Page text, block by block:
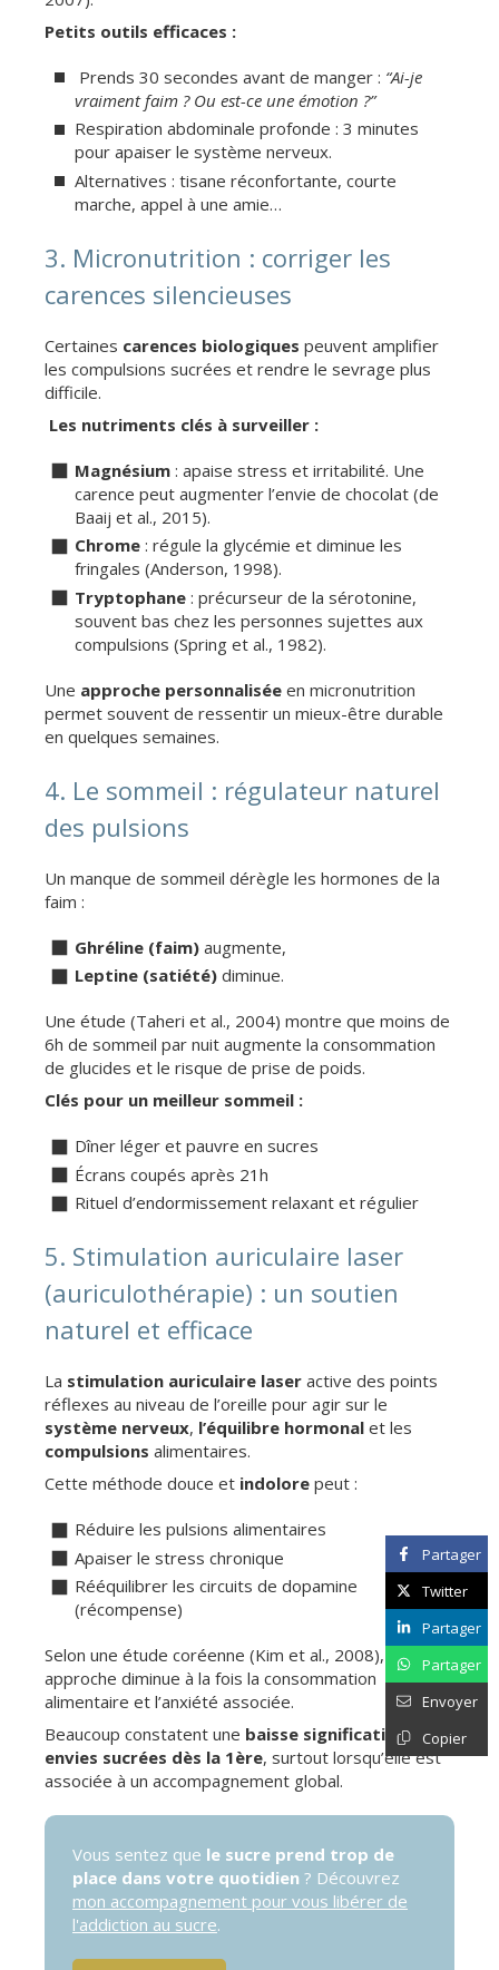
Petits outils efficaces :
Prends 30 secondes avant de manger : “Ai-je
vraiment faim ? Ou est-ce une émotion ?”
Respiration abdominale profonde : 3 minutes
pour apaiser le système nerveux.
Alternatives : tisane réconfortante, courte
marche, appel à une amie…
3. Micronutrition : corriger les
carences silencieuses
Certaines carences biologiques peuvent amplifier
les compulsions sucrées et rendre le sevrage plus
difficile.
Les nutriments clés à surveiller :
Magnésium : apaise stress et irritabilité. Une
carence peut augmenter l’envie de chocolat (de
Baaij et al., 2015).
Chrome : régule la glycémie et diminue les
fringales (Anderson, 1998).
Tryptophane : précurseur de la sérotonine,
souvent bas chez les personnes sujettes aux
compulsions (Spring et al., 1982).
Une approche personnalisée en micronutrition
permet souvent de ressentir un mieux-être durable
en quelques semaines.
4. Le sommeil : régulateur naturel
des pulsions
Un manque de sommeil dérègle les hormones de la
faim :
Ghréline (faim) augmente,
Leptine (satiété) diminue.
Une étude (Taheri et al., 2004) montre que moins de
6h de sommeil par nuit augmente la consommation
de glucides et le risque de prise de poids.
Clés pour un meilleur sommeil :
Dîner léger et pauvre en sucres
Écrans coupés après 21h
Rituel d’endormissement relaxant et régulier
5. Stimulation auriculaire laser
(auriculothérapie) : un soutien
naturel et efficace
La stimulation auriculaire laser active des points
réflexes au niveau de l’oreille pour agir sur le
système nerveux, l’équilibre hormonal et les
compulsions alimentaires.
Cette méthode douce et indolore peut :
Réduire les pulsions alimentaires
Apaiser le stress chronique
Rééquilibrer les circuits de dopamine
(récompense)
Selon une étude coréenne (Kim et al., 2008), cette
approche diminue à la fois la consommation
alimentaire et l’anxiété associée.
Beaucoup constatent une baisse significative des
envies sucrées dès la 1ère, surtout lorsqu’elle est
associée à un accompagnement global.
Vous sentez que le sucre prend trop de
place dans votre quotidien ? Découvrez
mon accompagnement pour vous libérer de
l'addiction au sucre.
Partager
Twitter
Partager
Partager
Envoyer
Copier